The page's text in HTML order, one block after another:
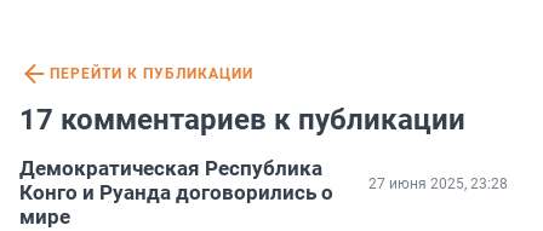
ПЕРЕЙТИ К ПУБЛИКАЦИИ
17 комментариев к публикации
Демократическая Республика
Конго и Руанда договорились о
мире
27 июня 2025, 23:28